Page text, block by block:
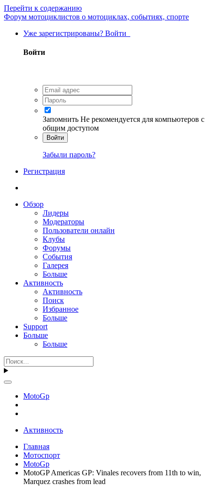
Перейти к содержанию
Форум мотоциклистов о мотоциклах, событиях, спорте
Уже зарегистрированы? Войти
Войти
Запомнить Не рекомендуется для компьютеров с
общим доступом
Войти
Забыли пароль?
Регистрация
Обзор
Лидеры
Модераторы
Пользователи онлайн
Клубы
Форумы
События
Галерея
Больше
Активность
Активность
Поиск
Избранное
Больше
Support
Больше
Больше
MotoGp
Активность
Главная
Мотоспорт
MotoGp
MotoGP Americas GP: Vinales recovers from 11th to win,
Marquez crashes from lead